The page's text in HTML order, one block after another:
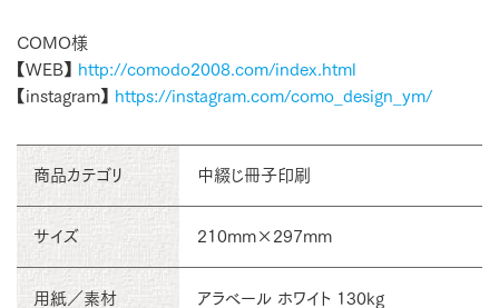
COMO様
【WEB】
http://comodo2008.com/index.html
【instagram】
https://instagram.com/como_design_ym/
商品カテゴリ 中綴じ冊子印刷
サイズ 210mm×297mm
用紙／素材 アラベール ホワイト 130kg